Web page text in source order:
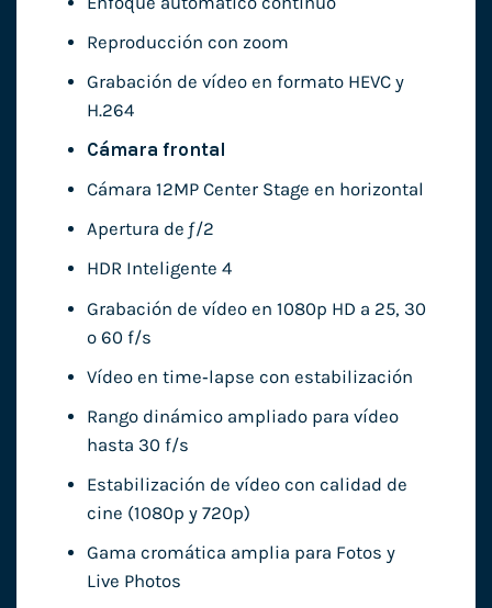
Reproducción con zoom
Grabación de vídeo en formato HEVC y
H.264
Cámara frontal
Cámara 12MP Center Stage en horizontal
Apertura de ƒ/2
HDR Inteligente 4
Grabación de vídeo en 1080p HD a 25, 30
o 60 f/s
Vídeo en time‑lapse con estabili­zación
Rango dinámico ampliado para vídeo
hasta 30 f/s
Estabilización de vídeo con calidad de
cine (1080p y 720p)
Gama cromática amplia para Fotos y
Live Photos